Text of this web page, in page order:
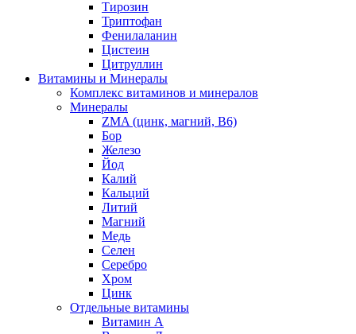
Тирозин
Триптофан
Фенилаланин
Цистеин
Цитруллин
Витамины и Минералы
Комплекс витаминов и минералов
Минералы
ZMA (цинк, магний, В6)
Бор
Железо
Йод
Калий
Кальций
Литий
Магний
Медь
Селен
Серебро
Хром
Цинк
Отдельные витамины
Витамин А